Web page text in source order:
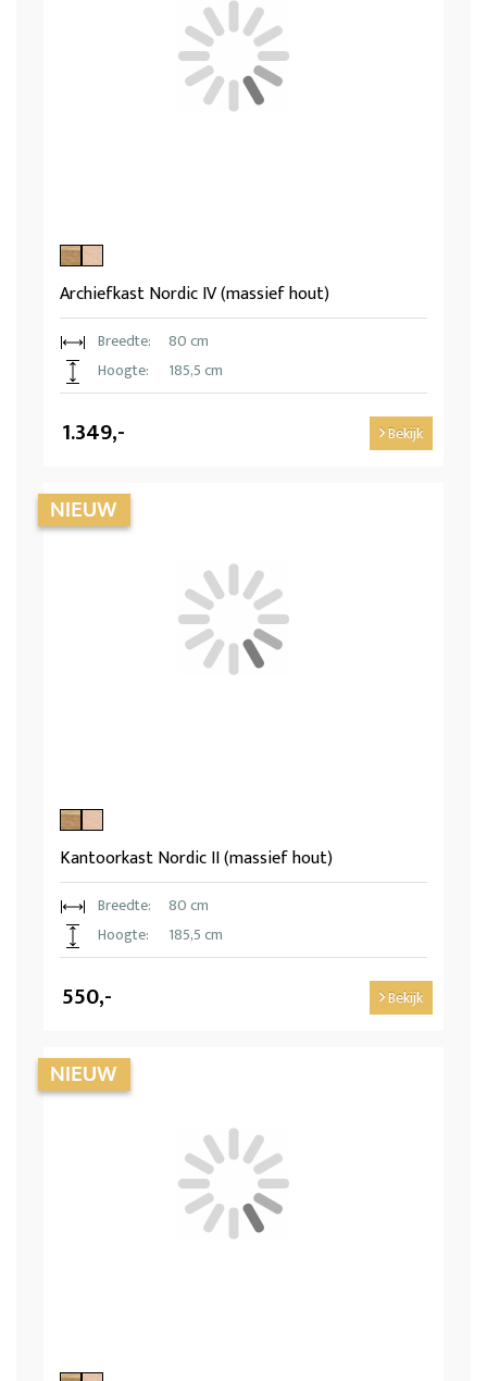
Archiefkast Nordic IV (massief hout)
Breedte:
80 cm
Hoogte:
185,5 cm
1.349,- Bekijk
Kantoorkast Nordic II (massief hout)
Breedte:
80 cm
Hoogte:
185,5 cm
550,- Bekijk